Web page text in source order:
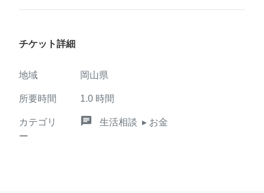
チケット詳細
地域 岡山県
所要時間 1.0 時間
カテゴリ
ー
chat 生活相談 ▸ お金